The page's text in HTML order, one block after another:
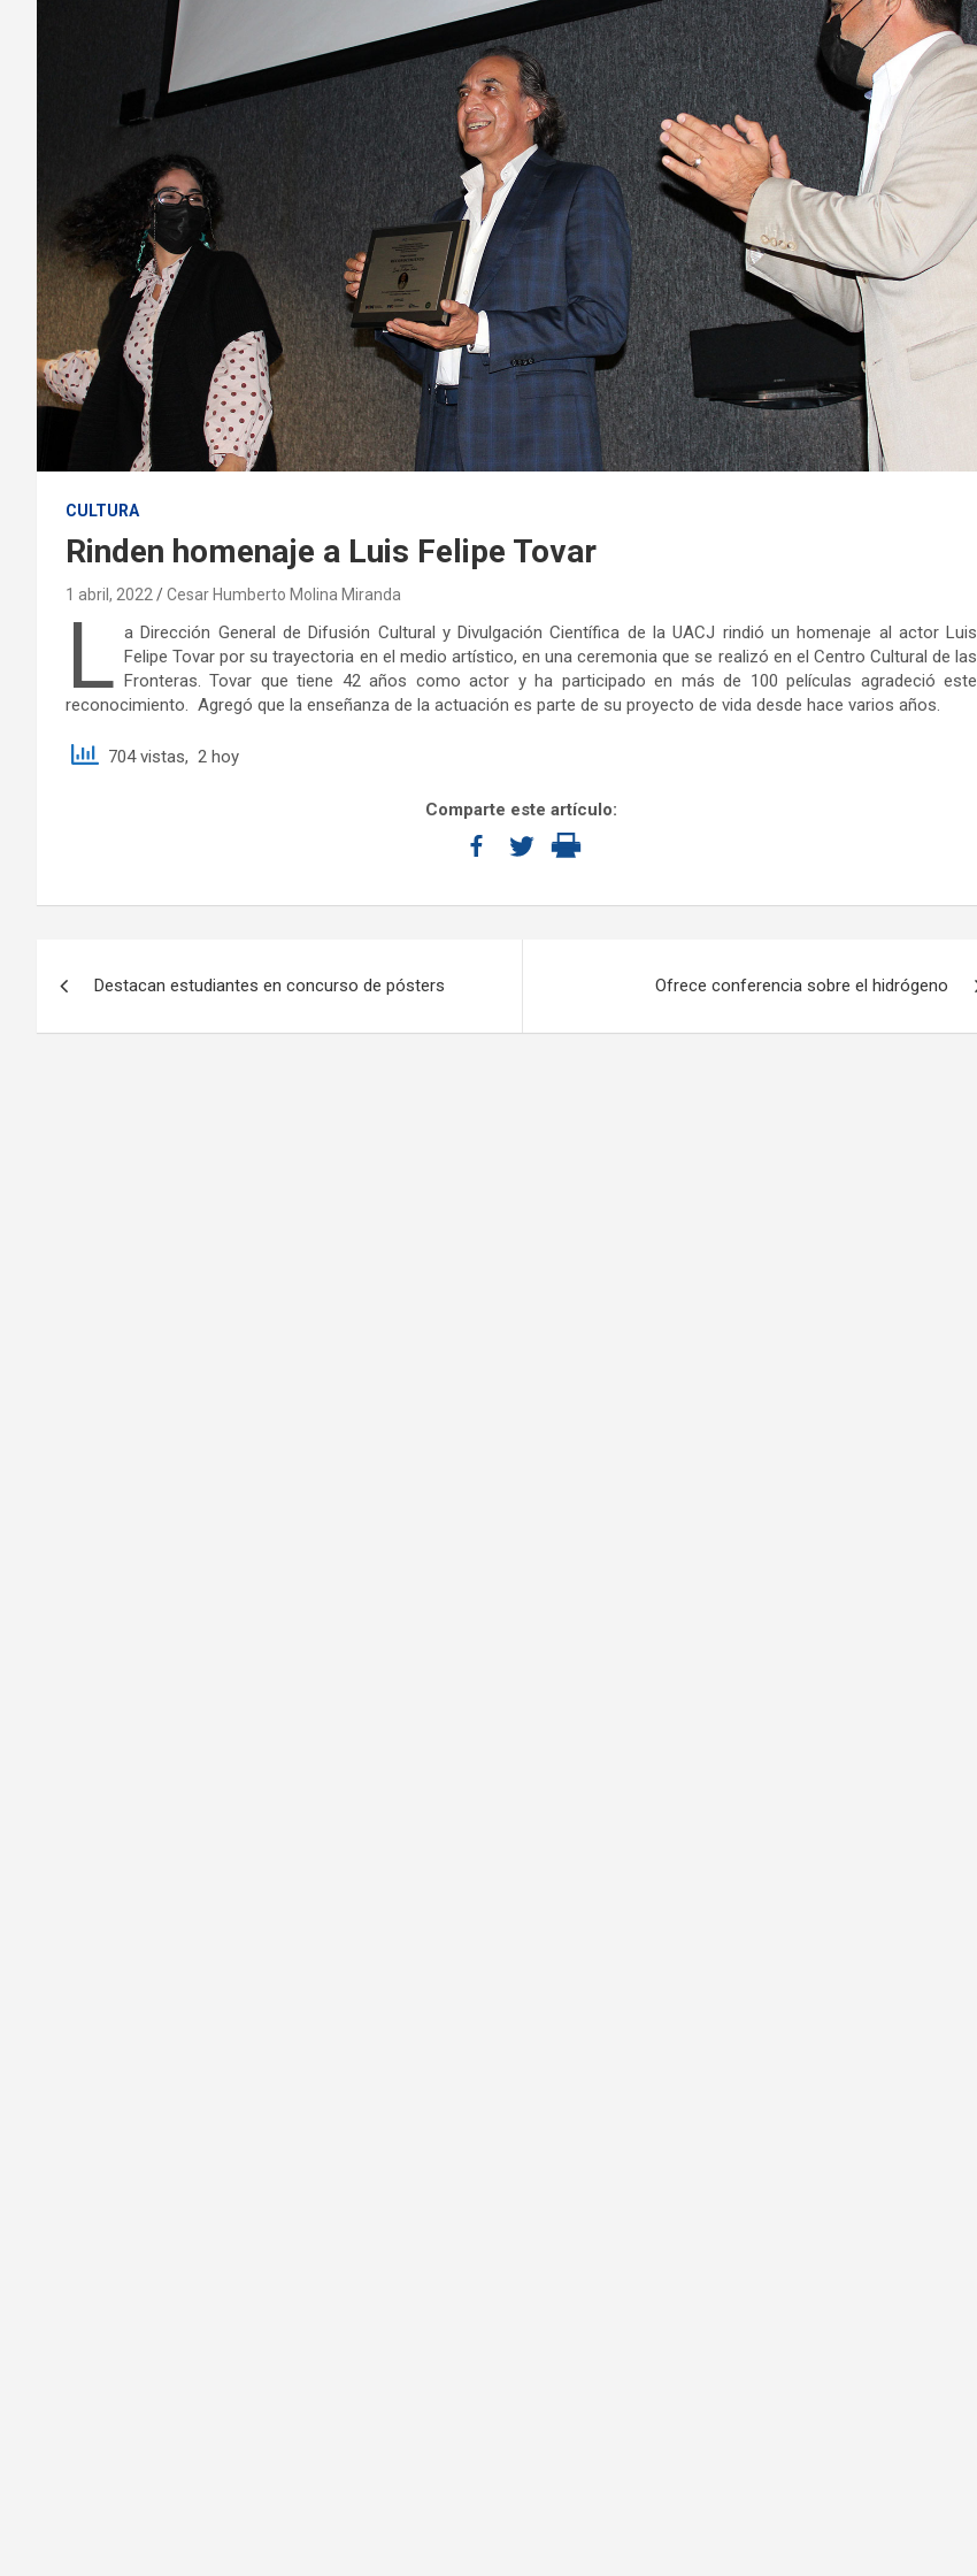
CULTURA
Rinden homenaje a Luis Felipe Tovar
1 abril, 2022 Cesar Humberto Molina Miranda
L a Dirección General de Difusión Cultural y Divulgación Científica de la UACJ rindió un homenaje al actor Luis
Felipe Tovar por su trayectoria en el medio artístico, en una ceremonia que se realizó en el Centro Cultural de las
Fronteras. Tovar que tiene 42 años como actor y ha participado en más de 100 películas agradeció este
reconocimiento. Agregó que la enseñanza de la actuación es parte de su proyecto de vida desde hace varios años.
704 vistas, 2 hoy
Comparte este artículo:
Destacan estudiantes en concurso de pósters Ofrece conferencia sobre el hidrógeno